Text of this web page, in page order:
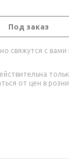
Под заказ
свяжутся с вами
от цен в